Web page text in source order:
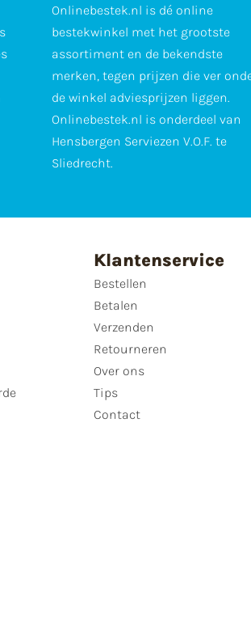
Onlinebestek.nl is dé online
bestekwinkel met het grootste
assortiment en de bekendste
merken, tegen prijzen die ver
de winkel adviesprijzen liggen.
Onlinebestek.nl is onderdeel van
Hensbergen Serviezen V.O.F. te
Sliedrecht.
Klantenservice
Bestellen
Betalen
Verzenden
Retourneren
Over ons
Tips
Contact